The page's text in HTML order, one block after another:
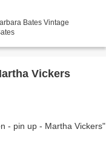
Bates Vintage
- pin up - Martha Vickers